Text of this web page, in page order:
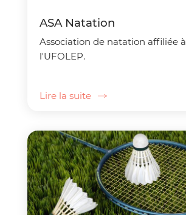
ASA Natation
Association de natation affiliée à
l'UFOLEP.
Lire la suite